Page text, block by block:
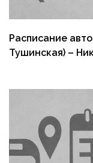
Расписание
Тушинская) –